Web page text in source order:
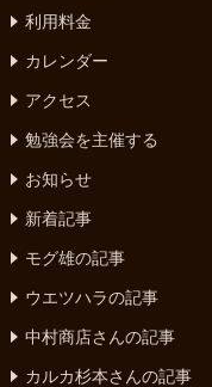
利用料金
カレンダー
アクセス
勉強会を主催する
お知らせ
新着記事
モグ雄の記事
ウエツハラの記事
中村商店さんの記事
カルカ杉本さんの記事